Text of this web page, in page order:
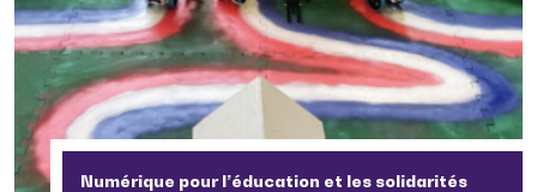
Numérique pour l’éducation et les solidarités